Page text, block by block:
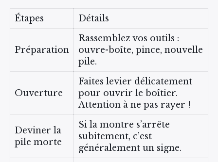
Étapes Détails
Préparation
Rassemblez vos outils :
ouvre-boîte, pince, nouvelle
pile.
Ouverture
Faites levier délicatement
pour ouvrir le boîtier.
Attention à ne pas rayer !
Deviner la
pile morte
Si la montre s’arrête
subitement, c’est
généralement un signe.